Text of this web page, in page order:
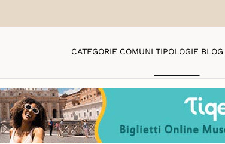
CATEGORIE COMUNI TIPOLOGIE BLOG